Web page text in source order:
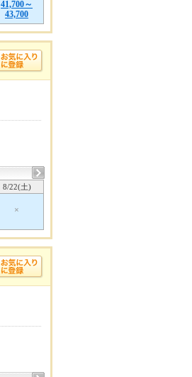
41,700～
43,700
8/22(土)
×